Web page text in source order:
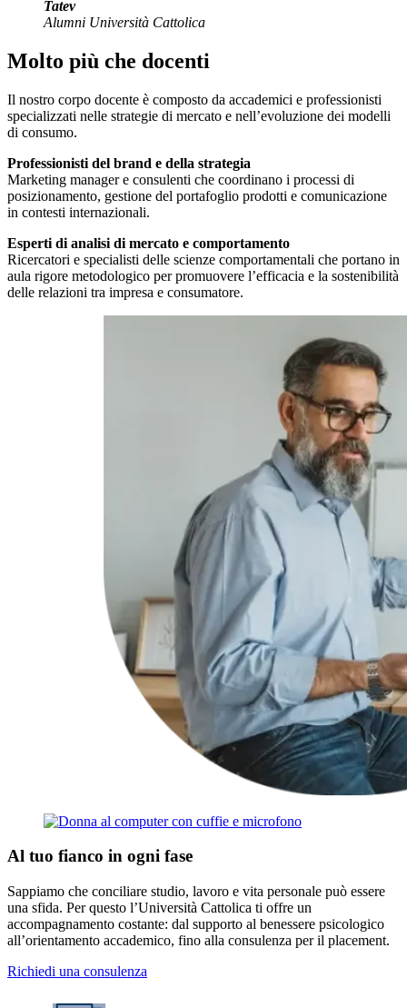
Tatev
Alumni Università Cattolica
Molto più che docenti
Il nostro corpo docente è composto da accademici e professionisti
specializzati nelle strategie di mercato e nell’evoluzione dei modelli
di consumo.
Professionisti del brand e della strategia
Marketing manager e consulenti che coordinano i processi di
posizionamento, gestione del portafoglio prodotti e comunicazione
in contesti internazionali.
Esperti di analisi di mercato e comportamento
Ricercatori e specialisti delle scienze comportamentali che portano in
aula rigore metodologico per promuovere l’efficacia e la sostenibilità
delle relazioni tra impresa e consumatore.
Al tuo fianco in ogni fase
Sappiamo che conciliare studio, lavoro e vita personale può essere
una sfida. Per questo l’Università Cattolica ti offre un
accompagnamento costante: dal supporto al benessere psicologico
all’orientamento accademico, fino alla consulenza per il placement.
Richiedi una consulenza